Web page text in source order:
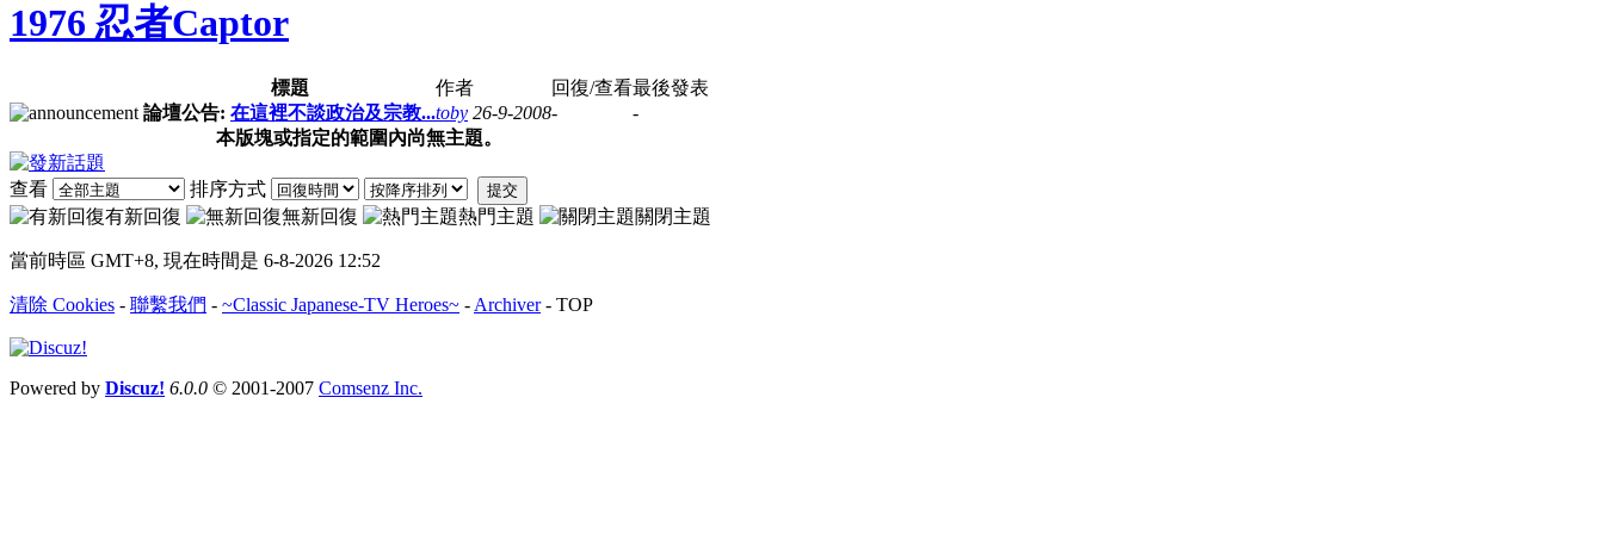
1976 忍者Captor
標題 作者 回復/查看最後發表
論壇公告: 在這裡不談政治及宗教...toby 26-9-2008-
-
本版塊或指定的範圍內尚無主題。
查看 排序方式 提交
有新回復 無新回復 熱門主題 關閉主題
當前時區 GMT+8, 現在時間是 6-8-2026 12:52
清除 Cookies - 聯繫我們 - ~Classic Japanese-TV Heroes~ - Archiver- TOP
Powered by Discuz! 6.0.0 © 2001-2007 Comsenz Inc.